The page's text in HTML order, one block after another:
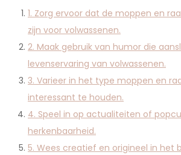
1. Zorg ervoor dat de moppen en
zijn voor volwassenen.
2. Maak gebruik van humor die
levenservaring van volwassenen.
3. Varieer in het type moppen en
interessant te houden.
4. Speel in op actualiteiten of
herkenbaarheid.
5. Wees creatief en origineel in het